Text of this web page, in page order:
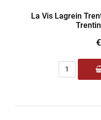
La Vis Lagrein
Quantità